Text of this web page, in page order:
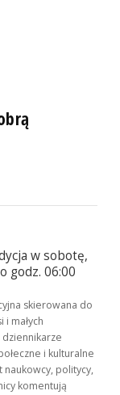
w sobotę,
godz. 06:00
skierowana do
i małych
dziennikarze
i kulturalne
naukowcy, politycy,
komentują